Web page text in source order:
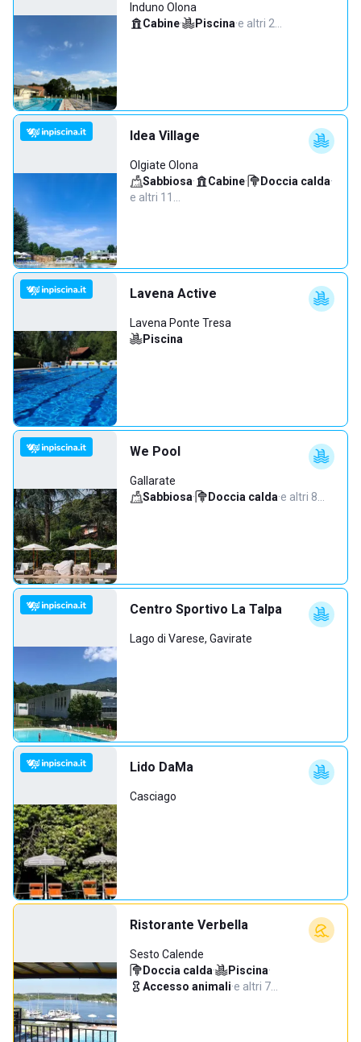
Induno Olona
Cabine· Piscina·e altri 2…
Idea Village
Olgiate Olona
Sabbiosa· Cabine· Doccia calda·
e altri 11…
Lavena Active
Lavena Ponte Tresa
Piscina
We Pool
Gallarate
Sabbiosa· Doccia calda·e altri 8…
Centro Sportivo La Talpa
Lago di Varese, Gavirate
Lido DaMa
Casciago
Ristorante Verbella
Sesto Calende
Doccia calda· Piscina·
Accesso animali·e altri 7…